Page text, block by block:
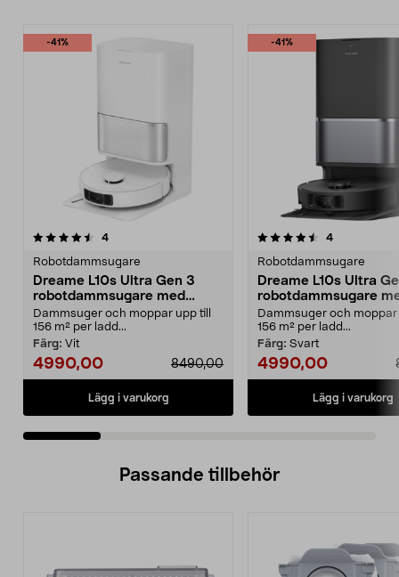
-41%
4recensioner
Robotdammsugare
Dreame L10s Ultra Gen 3
robotdammsugare med
mopp och självtömning
Dammsuger och moppar upp till
156 m² per ladd...
Färg: Vit
4990,00 8490,00
Lägg i varukorg
-41%
4.5 av 5 stjärnor 4recensioner
Robotdammsugare
Dreame L10s Ultra
robotdammsugare
mopp och
Dammsuger och moppar
156 m² per ladd...
Färg: Svart
4990,00
Lägg i varukorg
5.0 av 5 stjärnor
Passande tillbehör